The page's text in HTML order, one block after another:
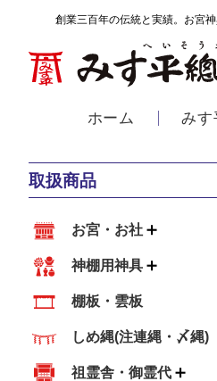
創業三百年の伝統と実績。お宮
ホーム みす
取扱商品
お宮・お社
神棚用神具
棚板・雲板
しめ縄(注連縄・〆縄)
祖霊舎・御霊代